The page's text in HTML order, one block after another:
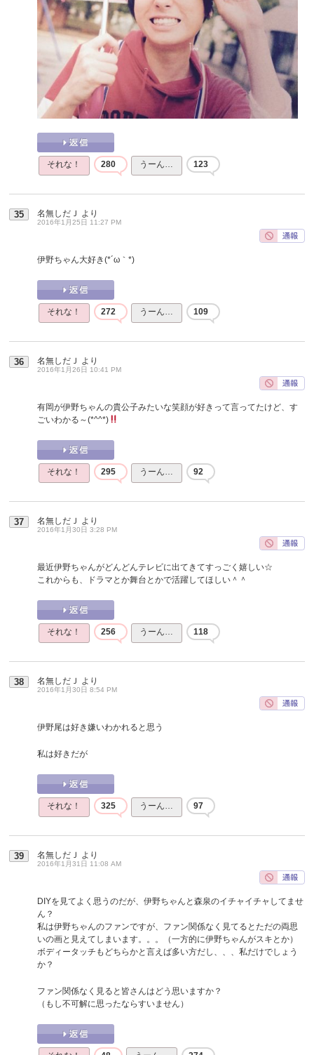
それな！ 280 うーん… 123
35 名無しだＪ より
2016年1月25日 11:27 PM
伊野ちゃん大好き(*´ω｀*)
それな！ 272 うーん… 109
36 名無しだＪ より
2016年1月26日 10:41 PM
有岡が伊野ちゃんの貴公子みたいな笑顔が好きって言ってたけど、す
ごいわかる～(*^^*)
それな！ 295 うーん… 92
37 名無しだＪ より
2016年1月30日 3:28 PM
最近伊野ちゃんがどんどんテレビに出てきてすっごく嬉しい☆
これからも、ドラマとか舞台とかで活躍してほしい＾＾
それな！ 256 うーん… 118
38 名無しだＪ より
2016年1月30日 8:54 PM
伊野尾は好き嫌いわかれると思う
私は好きだが
それな！ 325 うーん… 97
39 名無しだＪ より
2016年1月31日 11:08 AM
DIYを見てよく思うのだが、伊野ちゃんと森泉のイチャイチャしてませ
ん？
私は伊野ちゃんのファンですが、ファン関係なく見てるとただの両思
いの画と見えてしまいます。。。（一方的に伊野ちゃんがスキとか）
ボディータッチもどちらかと言えば多い方だし、、、私だけでしょう
か？
ファン関係なく見ると皆さんはどう思いますか？
（もし不可解に思ったならすいません）